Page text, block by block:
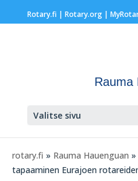
Rotary.fi | Rotary.org|
Rauma
Valitse sivu
rotary.fi » Rauma Hauenguan
tapaaminen Eurajoen